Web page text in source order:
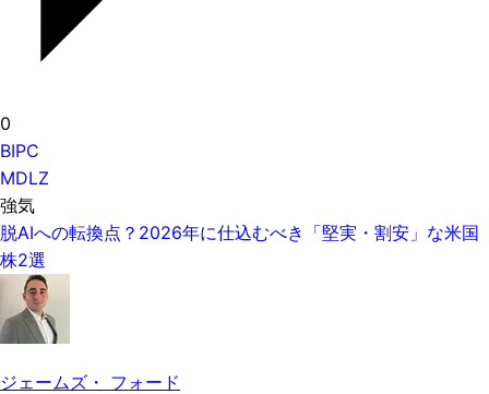
0
BIPC
MDLZ
強気
脱AIへの転換点？2026年に仕込むべき「堅実・割安」な米国
株2選
ジェームズ・ フォード